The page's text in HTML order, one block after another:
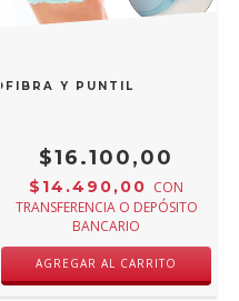
DESMONTABLE NEGRO
Y PUNTILLA CON
$16.100,00
$14.490,00 CON
TRANSFERENCIA O DEPÓSITO
BANCARIO
AGREGAR AL CARRITO